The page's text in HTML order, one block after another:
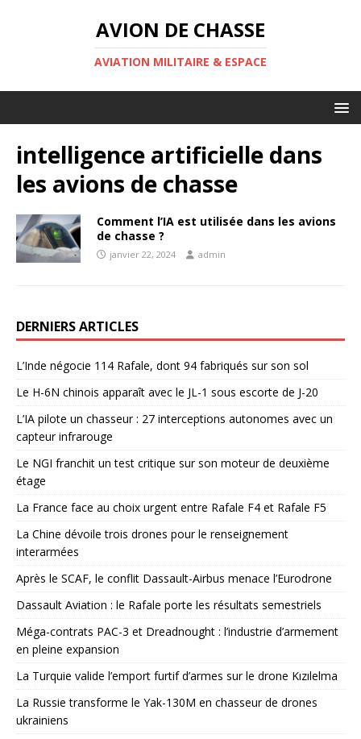
AVION DE CHASSE
AVIATION MILITAIRE & ESPACE
intelligence artificielle dans
les avions de chasse
Comment l’IA est utilisée dans les avions
de chasse ?
janvier 22, 2024 admin
DERNIERS ARTICLES
L’Inde négocie 114 Rafale, dont 94 fabriqués sur son sol
Le H-6N chinois apparaît avec le JL-1 sous escorte de J-20
L’IA pilote un chasseur : 27 interceptions autonomes avec un
capteur infrarouge
Le NGI franchit un test critique sur son moteur de deuxième
étage
La France face au choix urgent entre Rafale F4 et Rafale F5
La Chine dévoile trois drones pour le renseignement
interarmées
Après le SCAF, le conflit Dassault-Airbus menace l’Eurodrone
Dassault Aviation : le Rafale porte les résultats semestriels
Méga-contrats PAC-3 et Dreadnought : l’industrie d’armement
en pleine expansion
La Turquie valide l’emport furtif d’armes sur le drone Kızılelma
La Russie transforme le Yak-130M en chasseur de drones
ukrainiens